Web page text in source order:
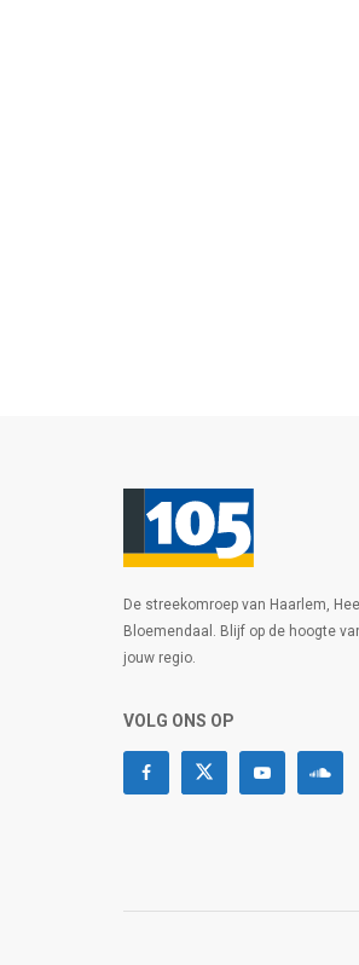
De streekomroep van Haarlem,
Bloemendaal. Blijf op de hoogte
jouw regio.
VOLG ONS OP